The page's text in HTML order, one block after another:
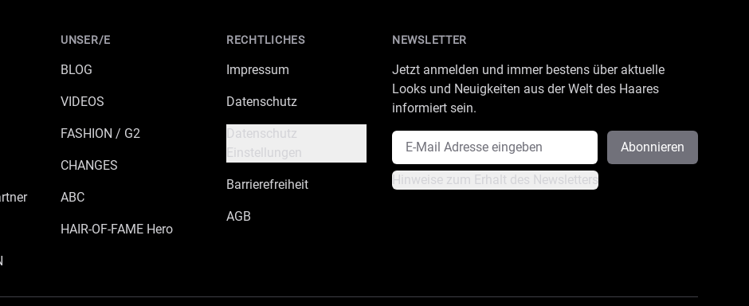
UNSER/E
BLOG
VIDEOS
FASHION / G2
CHANGES
ABC
HAIR-OF-FAME Hero
RECHTLICHES
Impressum
Datenschutz
Datenschutz
Einstellungen
Barrierefreiheit
AGB
NEWSLETTER
Jetzt anmelden und immer bestens über aktuelle
Looks und Neuigkeiten aus der Welt des Haares
informiert sein.
E-Mail Adresse
Abonnieren
Hinweise zum Erhalt des Newsletters